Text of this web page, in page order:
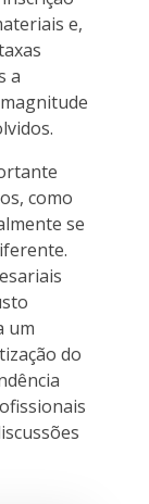
e,
a
como
se
um
do